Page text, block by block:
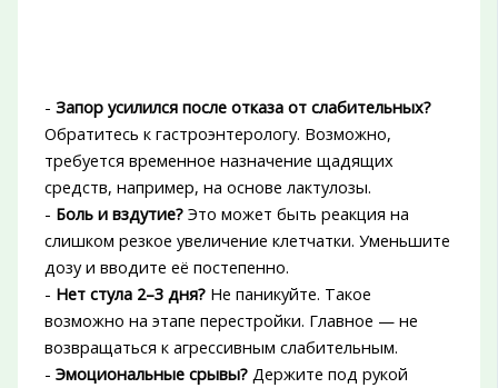
- Запор усилился после отказа от слабительных?
Обратитесь к гастроэнтерологу. Возможно,
требуется временное назначение щадящих
средств, например, на основе лактулозы.
- Боль и вздутие?Это может быть реакция на
слишком резкое увеличение клетчатки. Уменьшите
дозу и вводите её постепенно.
- Нет стула 2–3 дня?Не паникуйте. Такое
возможно на этапе перестройки. Главное — не
возвращаться к агрессивным слабительным.
- Эмоциональные срывы?Держите под рукой